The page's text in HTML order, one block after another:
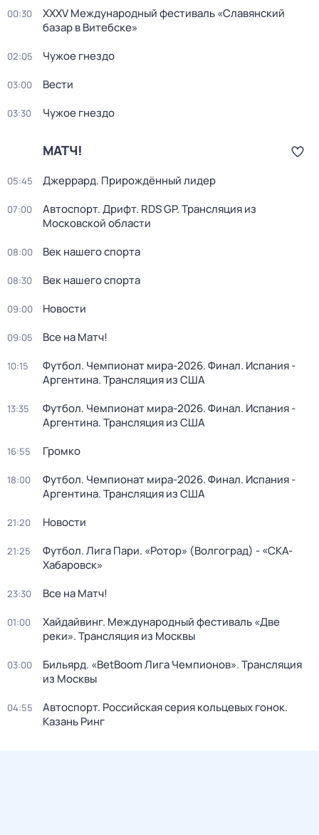
00:30
XXXV Международный фестиваль «Славянский
базар в Витебске»
02:05 Чужое гнездо
03:00 Вести
03:30 Чужое гнездо
МАТЧ!
05:45 Джеррард. Прирождённый лидер
07:00
Автоспорт. Дрифт. RDS GP. Трансляция из
Московской области
08:00 Век нашего спорта
08:30 Век нашего спорта
09:00 Новости
09:05 Все на Матч!
10:15
Футбол. Чемпионат мира-2026. Финал. Испания -
Аргентина. Трансляция из США
13:35
Футбол. Чемпионат мира-2026. Финал. Испания -
Аргентина. Трансляция из США
16:55 Громко
18:00
Футбол. Чемпионат мира-2026. Финал. Испания -
Аргентина. Трансляция из США
21:20 Новости
21:25
Футбол. Лига Пари. «Ротор» (Волгоград) - «СКА-
Хабаровск»
23:30 Все на Матч!
01:00
Хайдайвинг. Международный фестиваль «Две
реки». Трансляция из Москвы
03:00
Бильярд. «BetBoom Лига Чемпионов». Трансляция
из Москвы
04:55
Автоспорт. Российская серия кольцевых гонок.
Казань Ринг